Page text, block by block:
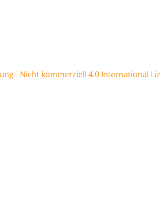
- Nicht kommerziell 4.0 International